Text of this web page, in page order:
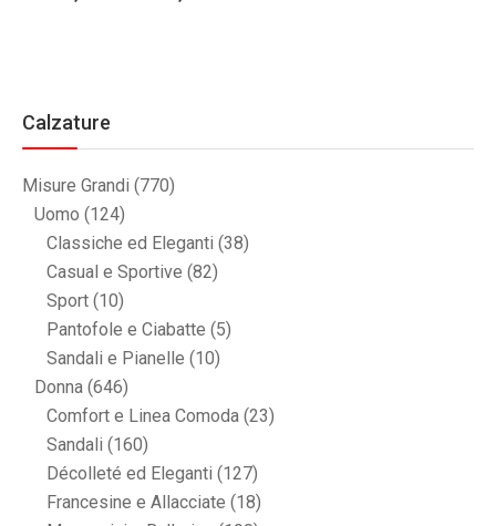
Calzature
Misure Grandi (770)
Uomo (124)
Classiche ed Eleganti (38)
Casual e Sportive (82)
Sport (10)
Pantofole e Ciabatte (5)
Sandali e Pianelle (10)
Donna (646)
Comfort e Linea Comoda (23)
Sandali (160)
Décolleté ed Eleganti (127)
Francesine e Allacciate (18)